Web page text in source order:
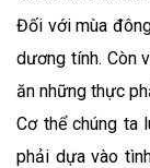
Đối với mùa
dương tính. Còn
ăn những thực
Cơ thể chúng ta
phải dựa vào